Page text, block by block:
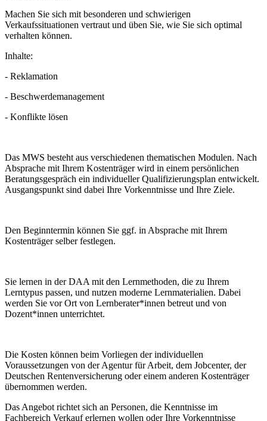
Machen Sie sich mit besonderen und schwierigen
Verkaufssituationen vertraut und üben Sie, wie Sie sich optimal
verhalten können.
Inhalte:
- Reklamation
- Beschwerdemanagement
- Konflikte lösen
Das MWS besteht aus verschiedenen thematischen Modulen. Nach
Absprache mit Ihrem Kostenträger wird in einem persönlichen
Beratungsgespräch ein individueller Qualifizierungsplan entwickelt.
Ausgangspunkt sind dabei Ihre Vorkenntnisse und Ihre Ziele.
Den Beginntermin können Sie ggf. in Absprache mit Ihrem
Kostenträger selber festlegen.
Sie lernen in der DAA mit den Lernmethoden, die zu Ihrem
Lerntypus passen, und nutzen moderne Lernmaterialien. Dabei
werden Sie vor Ort von Lernberater*innen betreut und von
Dozent*innen unterrichtet.
Die Kosten können beim Vorliegen der individuellen
Voraussetzungen von der Agentur für Arbeit, dem Jobcenter, der
Deutschen Rentenversicherung oder einem anderen Kostenträger
übernommen werden.
Das Angebot richtet sich an Personen, die Kenntnisse im
Fachbereich Verkauf erlernen wollen oder Ihre Vorkenntnisse